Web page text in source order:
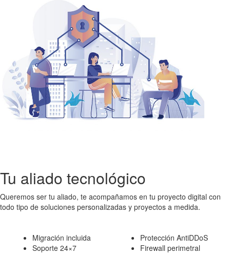
Tu aliado tecnológico
Queremos ser tu aliado, te acompañamos en tu proyecto digital con
todo tipo de soluciones personalizadas y proyectos a medida.
Migración incluida
Soporte 24×7
Protección AntiDDoS
Firewall perimetral